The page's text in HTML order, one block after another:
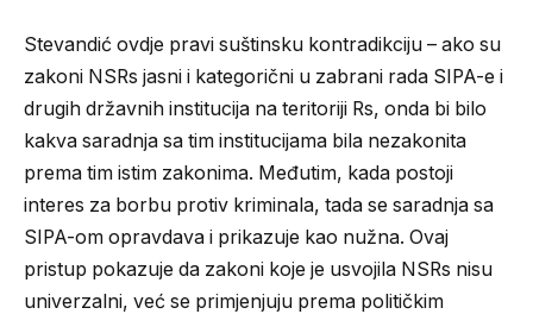
Stevandić ovdje pravi suštinsku kontradikciju – ako su
zakoni NSRs jasni i kategorični u zabrani rada SIPA-e i
drugih državnih institucija na teritoriji Rs, onda bi bilo
kakva saradnja sa tim institucijama bila nezakonita
prema tim istim zakonima. Međutim, kada postoji
interes za borbu protiv kriminala, tada se saradnja sa
SIPA-om opravdava i prikazuje kao nužna. Ovaj
pristup pokazuje da zakoni koje je usvojila NSRs nisu
univerzalni, već se primjenjuju prema političkim